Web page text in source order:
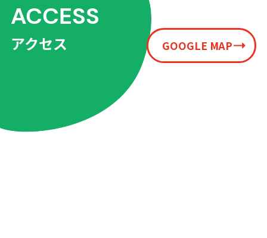
ACCESS
アクセス GOOGLE MAP